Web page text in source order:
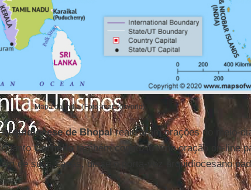
Mapa da índia (Foto: mapsofworld)
Arquidiocese de Bhopalrealizaram orações no meio-
Corneliotambém conduziu uma oração on-line
de suas casas, disse o porta-voz arquidiocesano